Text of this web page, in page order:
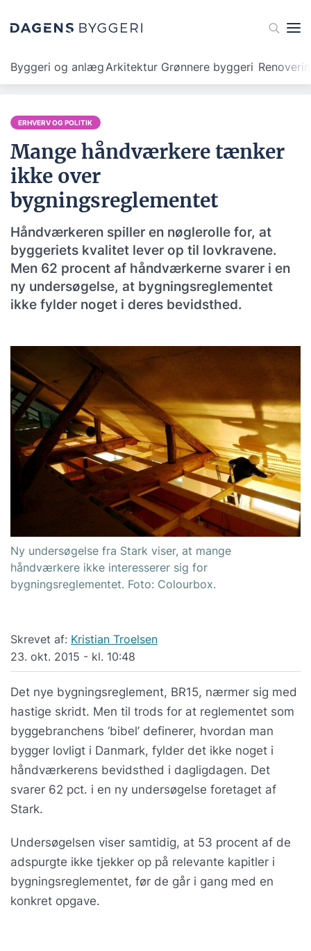
Byggeri og anlægArkitektur Grønnere byggeri
ERHVERV OG POLITIK
Mange håndværkere tænker
ikke over
bygningsreglementet
Håndværkeren spiller en nøglerolle for, at
byggeriets kvalitet lever op til lovkravene.
Men 62 procent af håndværkerne svarer i en
ny undersøgelse, at bygningsreglementet
ikke fylder noget i deres bevidsthed.
Ny undersøgelse fra Stark viser, at mange
håndværkere ikke interesserer sig for
bygningsreglementet. Foto: Colourbox.
Skrevet af: Kristian Troelsen
23. okt. 2015 - kl. 10:48
Det nye bygningsreglement, BR15, nærmer sig med
hastige skridt. Men til trods for at reglementet som
byggebranchens ‘bibel’ definerer, hvordan man
bygger lovligt i Danmark, fylder det ikke noget i
håndværkerens bevidsthed i dagligdagen. Det
svarer 62 pct. i en ny undersøgelse foretaget af
Stark.
Undersøgelsen viser samtidig, at 53 procent af de
adspurgte ikke tjekker op på relevante kapitler i
bygningsreglementet, før de går i gang med en
konkret opgave.